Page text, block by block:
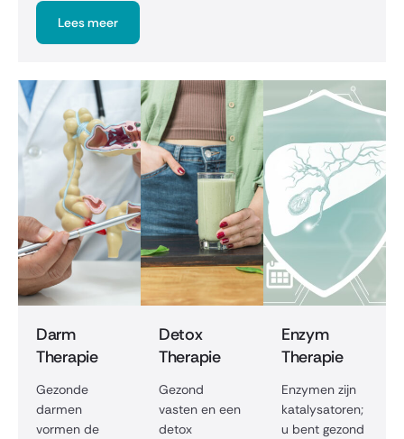
Lees meer
Darm
Therapie
Gezonde
darmen
vormen de
Detox
Therapie
Gezond
vasten en een
detox
Enzym
Therapie
Enzymen zijn
katalysatoren;
u bent gezond